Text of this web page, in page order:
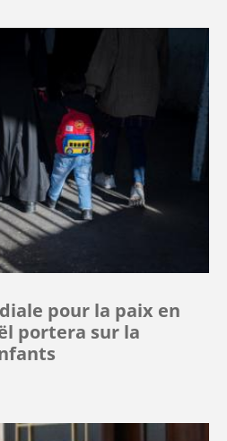
pour la paix en
portera sur la